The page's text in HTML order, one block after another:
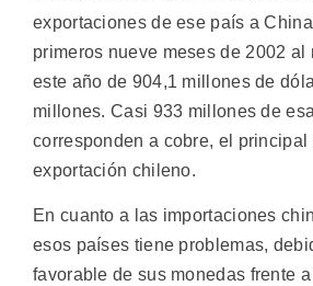
exportaciones de ese país a
primeros nueve meses de 2002 al
este año de 904,1 millones de
millones. Casi 933 millones de
corresponden a cobre, el principal
exportación chileno.
En cuanto a las importaciones
esos países tiene problemas,
favorable de sus monedas frente